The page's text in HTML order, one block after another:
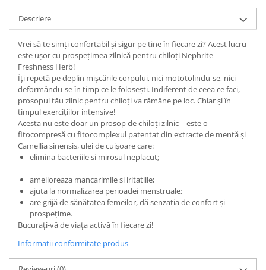
Descriere
Vrei să te simți confortabil și sigur pe tine în fiecare zi? Acest lucru
este ușor cu prospețimea zilnică pentru chiloți Nephrite
Freshness Herb!
Îți repetă pe deplin mișcările corpului, nici mototolindu-se, nici
deformându-se în timp ce le folosești. Indiferent de ceea ce faci,
prosopul tău zilnic pentru chiloți va rămâne pe loc. Chiar și în
timpul exercițiilor intensive!
Acesta nu este doar un prosop de chiloți zilnic – este o
fitocompresă cu fitocomplexul patentat din extracte de mentă și
Camellia sinensis, ulei de cuișoare care:
elimina bacteriile si mirosul neplacut;
amelioreaza mancarimile si iritatiile;
ajuta la normalizarea perioadei menstruale;
are grijă de sănătatea femeilor, dă senzația de confort și
prospețime.
Bucurați-vă de viața activă în fiecare zi!
Informatii conformitate produs